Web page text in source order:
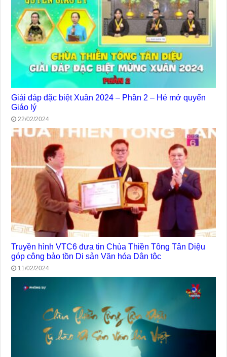
Giải đáp đặc biệt Xuân 2024 – Phần 2 – Hé mở quyển
Giáo lý
22/02/2024
Truyền hình VTC6 đưa tin Chùa Thiền Tông Tân Diệu
góp công bảo tồn Di sản Văn hóa Dân tộc
11/02/2024